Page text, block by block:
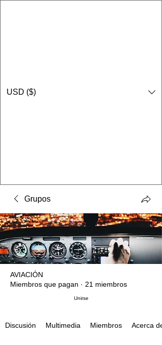
USD ($)
Grupos
AVIACIÓN
Miembros que pagan · 21 miembros
Unirse
Discusión Multimedia Miembros Acerca de